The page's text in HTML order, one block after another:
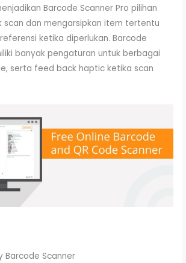
Barcode Scanner Pro pilihan
scan dan mengarsipkan item tertentu
ketika diperlukan. Barcode
banyak pengaturan untuk berbagai
serta feed back haptic ketika scan
Barcode Scanner